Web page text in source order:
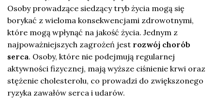
Osoby prowadzące siedzący tryb życia mogą się
borykać z wieloma konsekwencjami zdrowotnymi,
które mogą wpłynąć na jakość życia. Jednym z
najpoważniejszych zagrożeń jest rozwój chorób
serca. Osoby, które nie podejmują regularnej
aktywności fizycznej, mają wyższe ciśnienie krwi oraz
stężenie cholesterolu, co prowadzi do zwiększonego
ryzyka zawałów serca i udarów.